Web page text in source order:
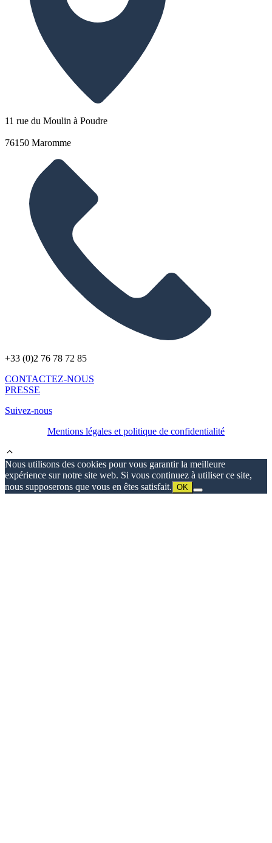
11 rue du Moulin à Poudre
76150 Maromme
+33 (0)2 76 78 72 85
CONTACTEZ-NOUS
PRESSE
Suivez-nous
Mentions légales et politique de confidentialité
Nous utilisons des cookies pour vous garantir la meilleure
expérience sur notre site web. Si vous continuez à utiliser ce site,
nous supposerons que vous en êtes satisfait. OK